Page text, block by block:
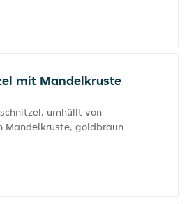
mit Mandelkruste
umhüllt von
Mandelkruste, goldbraun